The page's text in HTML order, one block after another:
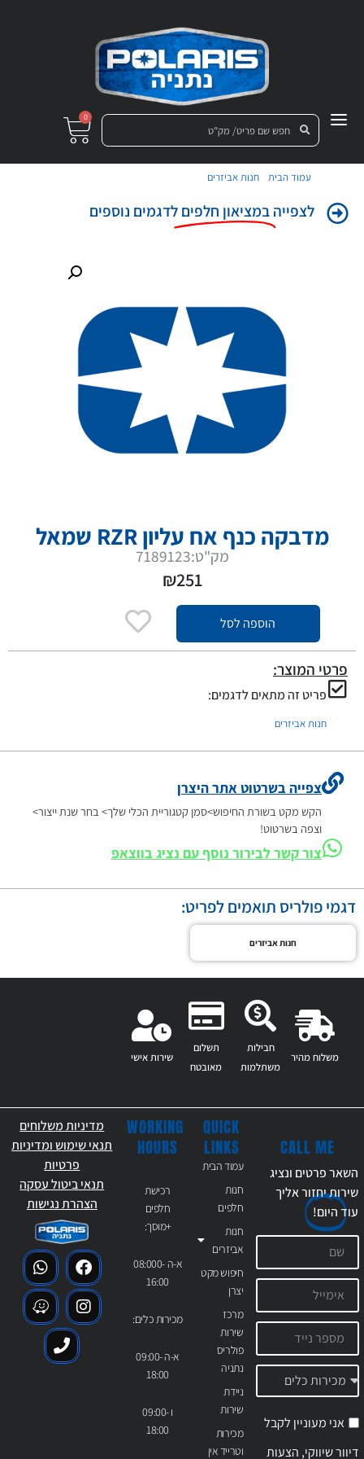
0
עמוד הבית חנות אביזרים
לצפייהבמציאון חלפים לדגמים נוספים
מדבקה כנף אח עליון RZR שמאל
מק"ט:7189123
₪251
הוספה לסל
פרטי המוצר:
פריט זה מתאים לדגמים:
חנות אביזרים
צפייה בשרטוט אתר היצרן
הקש מקט בשורת החיפוש>סמן קטגוריית הכלי שלך> בחר שנת ייצור>
וצפה בשרטוט!
צור קשר לבירור נוסף עם נציג בווצאפ
דגמי פולריס תואמים לפריט:
חנות אביזרים
משלוח מהיר
חבילות
משתלמות
תשלום
מאובטח
שירות אישי
QUICK
LINKS
עמוד הבית
חנות
חלפים
חנות
אביזרים
חיפוש מקט
יצרן
מרכז
שירות
פולריס
נתניה
ניידת
שירות
מכירות
וטרייד אין
WORKING
HOURS
רכישת
חלפים
+מוסך:
א-ה 08:000-
16:00
מכירות כלים:
א-ה 09:00-
18:00
ו 09:00-
18:00
CALL ME
השאר פרטים ונציג
שירות יחזור אליך
עודהיום!
אני מעוניין לקבל
דיוור שיווקי, הצעות
מדיניות משלוחים
תנאי שימוש ומדיניות
פרטיות
תנאי ביטול עסקה
הצהרת נגישות